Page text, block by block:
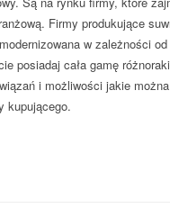
Firmy produkujące
w zależności
posiadaj cała gamę
i możliwości jakie
kupującego.